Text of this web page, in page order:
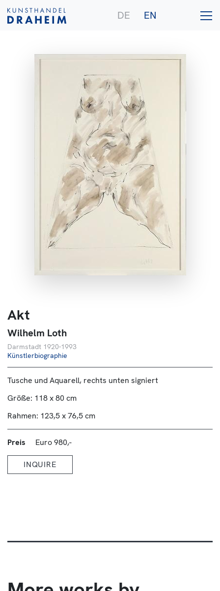
DE EN
Purchase
Publications
Akt
Wilhelm Loth
Darmstadt 1920-1993
Künstlerbiographie
Tusche und Aquarell, rechts unten signiert
Größe: 118 x 80 cm
Rahmen: 123,5 x 76,5 cm
Preis Euro 980,-
INQUIRE